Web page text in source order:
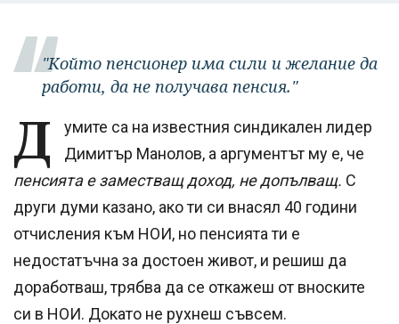
"Който пенсионер има сили и желание да
работи, да не получава пенсия."
Д
умите са на известния синдикален лидер
Димитър Манолов, а аргументът му е, че
пенсията е заместващ доход, не допълващ. С
други думи казано, ако ти си внасял 40 години
отчисления към НОИ, но пенсията ти е
недостатъчна за достоен живот, и решиш да
доработваш, трябва да се откажеш от вноските
си в НОИ. Докато не рухнеш съвсем.